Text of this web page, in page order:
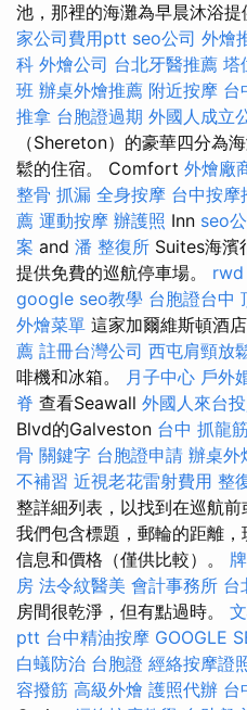
池，那裡的海灘為早晨沐浴提
家公司費用ptt seo公司 外燴
科 外燴公司 台北牙醫推薦 塔
班 辦桌外燴推薦 附近按摩 台
推拿 台胞證過期 外國人成立
（Shereton）的豪華四分為
鬆的住宿。 Comfort 外燴廠
整骨 抓漏 全身按摩 台中按摩
薦 運動按摩 辦護照 Inn seo
案 and 潘 整復所 Suites海濱
提供免費的巡航停車場。 rwd
google seo教學 台胞證台中
外燴菜單 這家加爾維斯頓酒
薦 註冊台灣公司 西屯肩頸放
啡機和冰箱。 月子中心 戶外
脊 查看Seawall 外國人來台
Blvd的Galveston 台中 抓龍
骨 關鍵字 台胞證申請 辦桌外
不補習 近視老花雷射費用 整
整詳細列表，以找到在巡航前
我們包含標題，郵輪的距離
信息和價格（僅供比較）。
房 法令紋醫美 會計事務所 台
房間很乾淨，但有點過時。
ptt 台中精油按摩 GOOGLE
白蟻防治 台胞證 經絡按摩證
容撥筋 高級外燴 護照代辦 台